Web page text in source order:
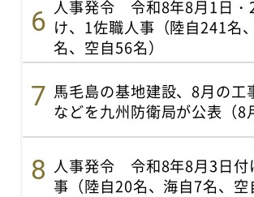
人事発令 令和8年8月1日・
け、1佐職人事（陸自241名
名、空自56名）
馬毛島の基地建設、8月の工
などを九州防衛局が公表（8
人事発令 令和8年8月3日付
事（陸自20名、海自7名、空